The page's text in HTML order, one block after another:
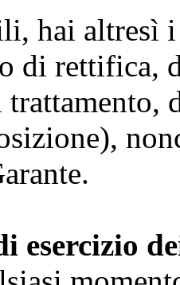
hai
di rettifica,
esercizio